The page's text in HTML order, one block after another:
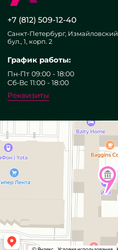
+7 (812) 509-12-40
Санкт-Петербург, Измайловский
бул., 1, корп. 2
График работы:
Пн-Пт 09:00 - 18:00
Сб-Вс 11:00 - 18:00
Реквизиты